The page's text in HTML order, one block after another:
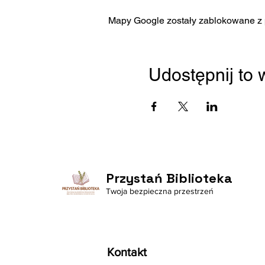
Mapy Google zostały zablokowane
Udostępnij to
Przystań Biblioteka
Twoja bezpieczna przestrzeń
Kontakt